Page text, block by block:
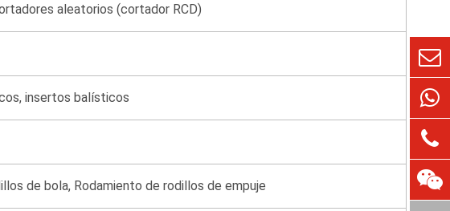
aleatorios (cortador RCD)
insertos balísticos
de bola, Rodamiento de rodillos de empuje